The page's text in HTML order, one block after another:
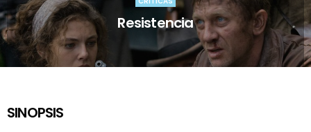
Resistencia
SINOPSIS